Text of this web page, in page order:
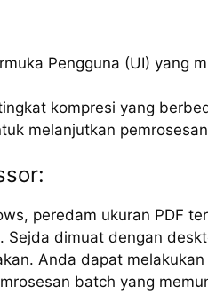
Pengguna (UI) yang
kompresi yang
melanjutkan
peredam ukuran PDF
Sejda dimuat dengan
Anda dapat
batch yang